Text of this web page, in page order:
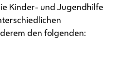
Kinder- und Jugendhilfe
den folgenden: